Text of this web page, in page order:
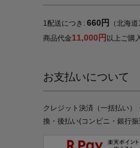
1配送につき: 660円
（北海
商品代金11,000円 以上ご購
お支払いについて
クレジット決済（一括払い）
換・後払い(コンビニ・銀行